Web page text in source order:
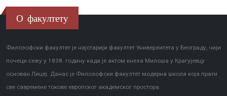
О факултету
Филозофски факултет је најстарији факултет Универзитета у Београду, чији
почеци сежу у 1838. годину када је актом кнеза Милоша у Крагујевцу
основан Лицеј. Данас је Филозофски факултет модерна школа која прати
све савремене токове европског академског простора.